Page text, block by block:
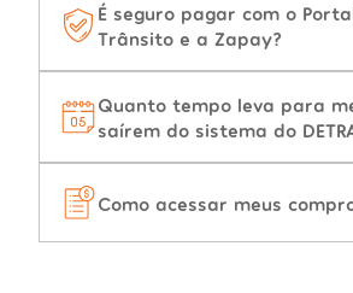
É seguro pagar com o
Trânsito e a Zapay?
Quanto tempo leva para
saírem do sistema do
Como acessar meus